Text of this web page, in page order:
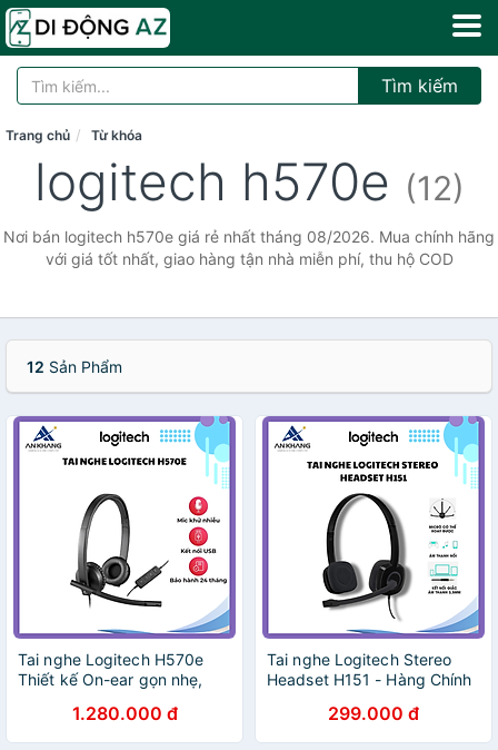
Tìm kiếm
Trang chủ Từ khóa
logitech h570e (12)
Nơi bán logitech h570e giá rẻ nhất tháng 08/2026. Mua chính hãng
với giá tốt nhất, giao hàng tận nhà miễn phí, thu hộ COD
12 Sản Phẩm
Tai nghe Logitech H570e
Thiết kế On-ear gọn nhẹ,
dây - Hàng Chính Hãng -
Bảo Hành 24 Tháng
1.280.000 đ
Tai nghe Logitech Stereo
Headset H151 - Hàng Chính
299.000 đ